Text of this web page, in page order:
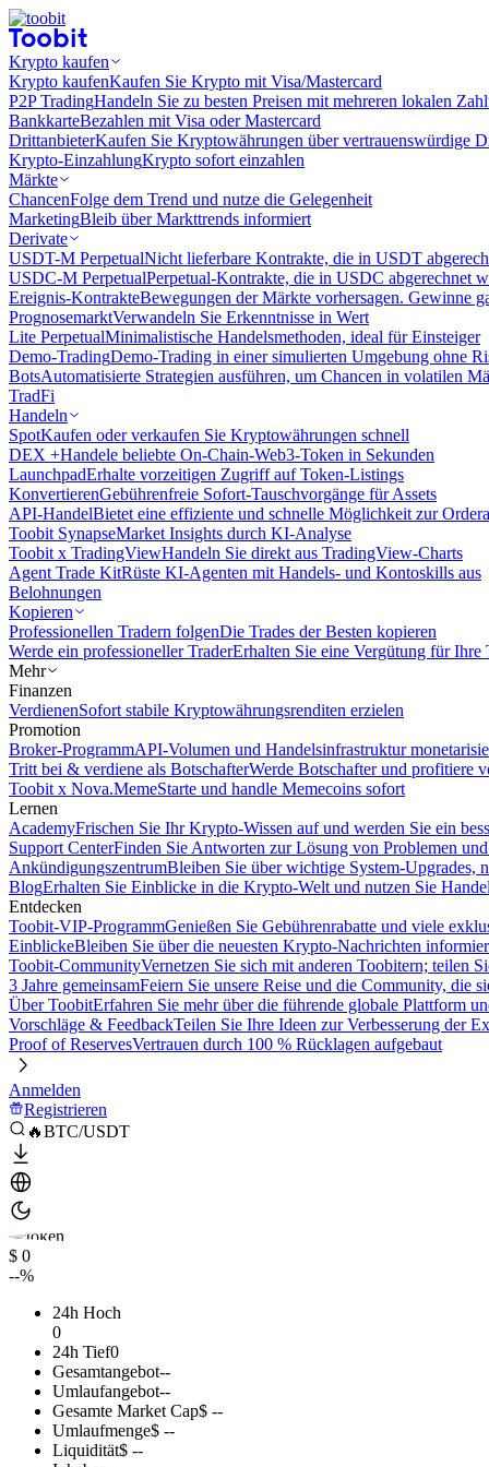
Krypto kaufen
Krypto kaufenKaufen Sie Krypto mit Visa/Mastercard
P2P TradingHandeln Sie zu besten Preisen mit mehreren lokalen
BankkarteBezahlen mit Visa oder Mastercard
DrittanbieterKaufen Sie Kryptowährungen über vertrauenswürdige
Krypto-EinzahlungKrypto sofort einzahlen
Märkte
ChancenFolge dem Trend und nutze die Gelegenheit
MarketingBleib über Markttrends informiert
Derivate
USDT-M PerpetualNicht lieferbare Kontrakte, die in USDT
USDC-M PerpetualPerpetual-Kontrakte, die in USDC abgerechnet
Ereignis-KontrakteBewegungen der Märkte vorhersagen. Gewinne
PrognosemarktVerwandeln Sie Erkenntnisse in Wert
Lite PerpetualMinimalistische Handelsmethoden, ideal für Einsteiger
Demo-TradingDemo-Trading in einer simulierten Umgebung ohne
BotsAutomatisierte Strategien ausführen, um Chancen in volatilen
TradFi
Handeln
SpotKaufen oder verkaufen Sie Kryptowährungen schnell
DEX +Handele beliebte On-Chain-Web3-Token in Sekunden
LaunchpadErhalte vorzeitigen Zugriff auf Token-Listings
KonvertierenGebührenfreie Sofort-Tauschvorgänge für Assets
API-HandelBietet eine effiziente und schnelle Möglichkeit zur
Toobit SynapseMarket Insights durch KI-Analyse
Toobit x TradingViewHandeln Sie direkt aus TradingView-Charts
Agent Trade KitRüste KI-Agenten mit Handels- und Kontoskills aus
Belohnungen
Kopieren
Professionellen Tradern folgenDie Trades der Besten kopieren
Werde ein professioneller TraderErhalten Sie eine Vergütung für Ihre
Mehr
Finanzen
VerdienenSofort stabile Kryptowährungsrenditen erzielen
Promotion
Broker-ProgrammAPI-Volumen und Handelsinfrastruktur
Tritt bei & verdiene als BotschafterWerde Botschafter und profitiere
Toobit x Nova.MemeStarte und handle Memecoins sofort
Lernen
AcademyFrischen Sie Ihr Krypto-Wissen auf und werden Sie ein
Support CenterFinden Sie Antworten zur Lösung von Problemen
AnkündigungszentrumBleiben Sie über wichtige System-Upgrades,
BlogErhalten Sie Einblicke in die Krypto-Welt und nutzen Sie
Entdecken
Toobit-VIP-ProgrammGenießen Sie Gebührenrabatte und viele
EinblickeBleiben Sie über die neuesten Krypto-Nachrichten
Toobit-CommunityVernetzen Sie sich mit anderen Toobitern; teilen
3 Jahre gemeinsamFeiern Sie unsere Reise und die Community, die
Über ToobitErfahren Sie mehr über die führende globale Plattform
Vorschläge & FeedbackTeilen Sie Ihre Ideen zur Verbesserung der
Proof of ReservesVertrauen durch 100 % Rücklagen aufgebaut
Anmelden
Registrieren
🔥BTC/USDT
$ 0
--%
24h Hoch
0
24h Tief0
Gesamtangebot--
Umlaufangebot--
Gesamte Market Cap$ --
Umlaufmenge$ --
Liquidität$ --